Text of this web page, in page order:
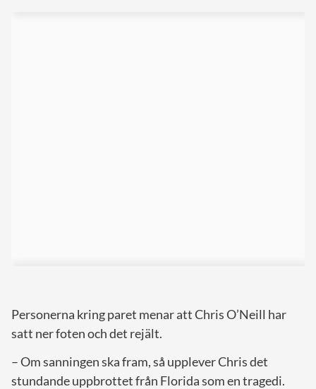
Personerna kring paret menar att Chris O’Neill har
satt ner foten och det rejält.
– Om sanningen ska fram, så upplever Chris det
stundande uppbrottet från Florida som en tragedi.